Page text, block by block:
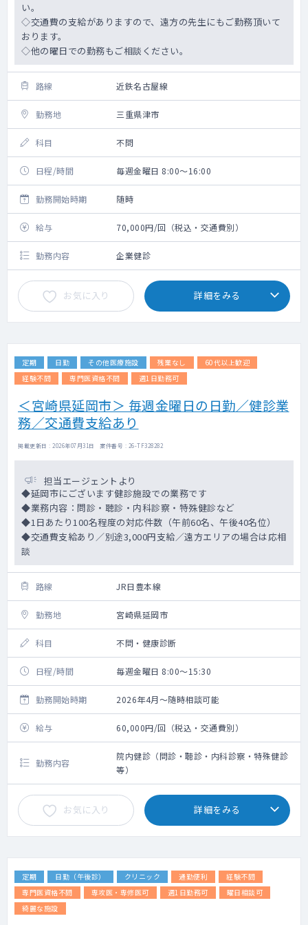
い。
◇交通費の支給がありますので、遠方の先生にもご勤務頂いて
おります。
◇他の曜日での勤務もご相談ください。
路線 近鉄名古屋線
勤務地 三重県津市
科目 不問
日程/時間 毎週金曜日 8:00～16:00
勤務開始時期 随時
給与 70,000円/回（税込・交通費別）
勤務内容 企業健診
お気に入り 詳細をみる
定期 日勤 その他医療施設 残業なし
60代以上歓迎
経験不問
専門医資格不問 週1日勤務可
＜宮崎県延岡市＞ 毎週金曜日の日勤／健診業
務／交通費支給あり
掲載更新日 : 2026年07月31日 案件番号 : 26-TF328282
担当エージェントより
◆延岡市にございます健診施設での業務です
◆業務内容：問診・聴診・内科診察・特殊健診など
◆1日あたり100名程度の対応件数（午前60名、午後40名位）
◆交通費支給あり／別途3,000円支給／遠方エリアの場合は応相
談
路線 JR日豊本線
勤務地 宮崎県延岡市
科目 不問・健康診断
日程/時間 毎週金曜日 8:00～15:30
勤務開始時期 2026年4月～随時相談可能
給与 60,000円/回（税込・交通費別）
勤務内容
院内健診（問診・聴診・内科診察・特殊健診
等）
お気に入り 詳細をみる
定期 日勤（午後診） クリニック 通勤便利
経験不問
専門医資格不問
専攻医・専修医可 週1日勤務可
曜日相談可
綺麗な施設